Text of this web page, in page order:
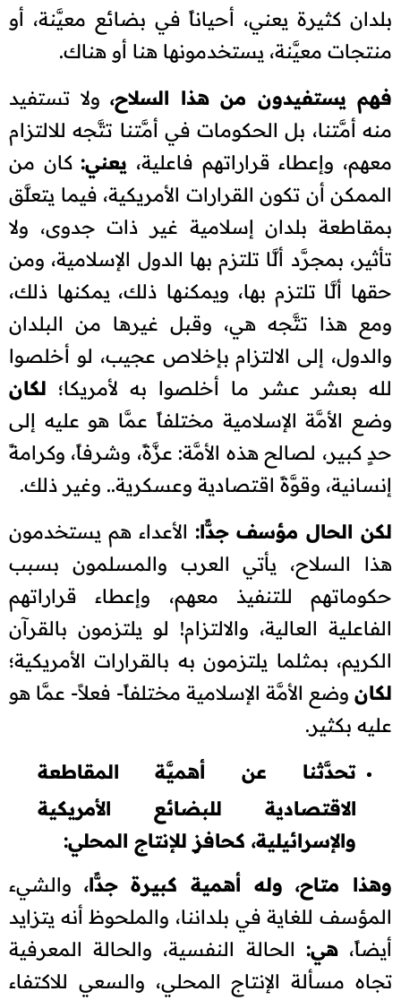
بلدان كثيرة يعني، أحياناً في بضائع معيَّنة، أو
منتجات معيَّنة، يستخدمونها هنا أو هناك.
فهم يستفيدون من هذا السلاح،ولا تستفيد
منه أمَّتنا، بل الحكومات في أمَّتنا تتَّجه للالتزام
معهم، وإعطاء قراراتهم فاعلية، يعني:كان من
الممكن أن تكون القرارات الأمريكية، فيما يتعلَّق
بمقاطعة بلدان إسلامية غير ذات جدوى، ولا
تأثير، بمجرَّد ألَّا تلتزم بها الدول الإسلامية، ومن
حقها ألَّا تلتزم بها، ويمكنها ذلك، يمكنها ذلك،
ومع هذا تتَّجه هي، وقبل غيرها من البلدان
والدول، إلى الالتزام بإخلاص عجيب، لو أخلصوا
لله بعشر عشر ما أخلصوا به لأمريكا؛ لكان
وضع الأمَّة الإسلامية مختلفاً عمَّا هو عليه إلى
حدٍ كبير، لصالح هذه الأمَّة: عزَّةً، وشرفاً، وكرامةً
إنسانية، وقوَّةً اقتصادية وعسكرية.. وغير ذلك.
لكن الحال مؤسف جدًّا:الأعداء هم يستخدمون
هذا السلاح، يأتي العرب والمسلمون بسبب
حكوماتهم للتنفيذ معهم، وإعطاء قراراتهم
الفاعلية العالية، والالتزام! لو يلتزمون بالقرآن
الكريم، بمثلما يلتزمون به بالقرارات الأمريكية؛
لكانوضع الأمَّة الإسلامية مختلفاً- فعلاً- عمَّا هو
عليه بكثير.
تحدَّثنا عن أهميَّة المقاطعة
الاقتصادية للبضائع الأمريكية
والإسرائيلية، كحافزٍ للإنتاج المحلي:
وهذا متاح، وله أهمية كبيرة جدًّا،والشيء
المؤسف للغاية في بلداننا، والملحوظ أنه يتزايد
أيضاً، هي:الحالة النفسية، والحالة المعرفية
تجاه مسألة الإنتاج المحلي، والسعي للاكتفاء